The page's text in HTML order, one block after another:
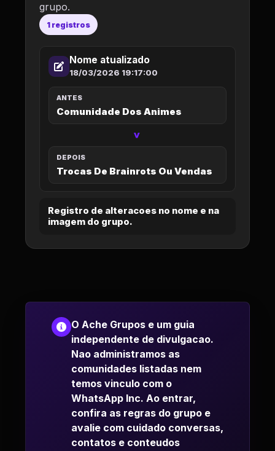
grupo.
1 registros
Nome atualizado
18/03/2026 19:17:00
ANTES
Comunidade Dos Animes
>
DEPOIS
Trocas De Brainrots Ou Vendas
Registro de alteracoes no nome e na
imagem do grupo.
O Ache Grupos e um guia
independente de divulgacao.
Nao administramos as
comunidades listadas nem
temos vinculo com o
WhatsApp Inc. Ao entrar,
confira as regras do grupo e
avalie com cuidado conversas,
contatos e conteudos